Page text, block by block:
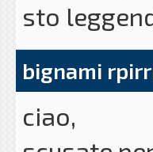
Poichè le
deciso di
Raspberry
open
sto
come
bignami
ciao,